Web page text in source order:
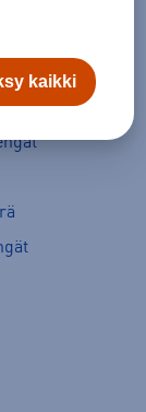
kengät
kaikki